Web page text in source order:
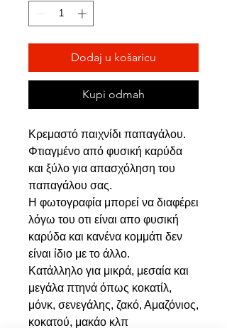
Dodaj u košaricu
Kupi odmah
Κρεμαστό παιχνίδι παπαγάλου.
Φτιαγμένο από φυσική καρύδα
και ξύλο για απασχόληση του
παπαγάλου σας.
Η φωτογραφία μπορεί να διαφέρει
λόγω του οτι είναι απο φυσική
καρύδα και κανένα κομμάτι δεν
είναι ίδιο με το άλλο.
Κατάλληλο για μικρά, μεσαία και
μεγάλα πτηνά όπως κοκατίλ,
μόνκ, σενεγάλης, ζακό, Αμαζόνιος,
κοκατού, μακάο κλπ